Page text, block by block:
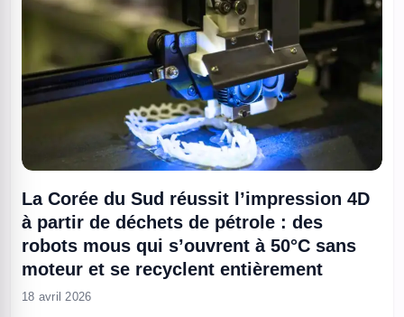
La Corée du Sud réussit l’impression 4D
à partir de déchets de pétrole : des
robots mous qui s’ouvrent à 50°C sans
moteur et se recyclent entièrement
18 avril 2026